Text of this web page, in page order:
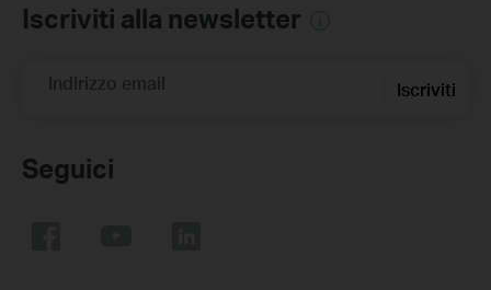
Iscriviti alla newsletter
Indirizzo email Iscriviti
Seguici